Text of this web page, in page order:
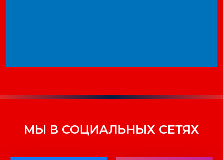
МЫ В СОЦИАЛЬНЫХ СЕТЯХ